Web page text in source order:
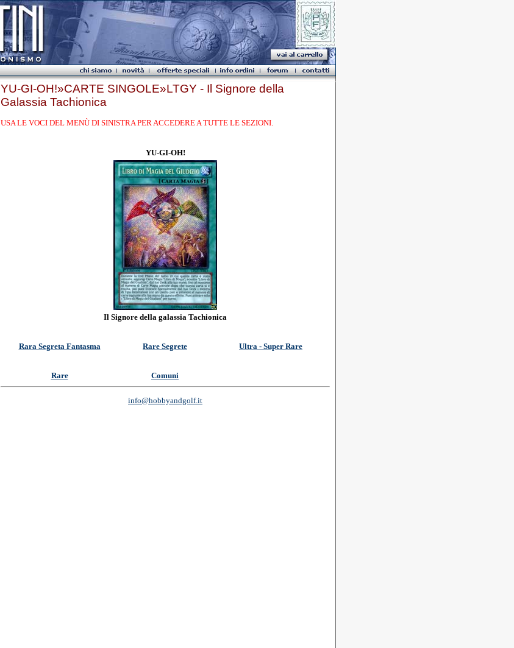
YU-GI-OH!»CARTE SINGOLE»LTGY - Il Signore della
Galassia Tachionica
USA LE VOCI DEL MENÙ DI SINISTRA PER ACCEDERE A TUTTE LE SEZIONI.
YU-GI-OH!
Il Signore della galassia Tachionica
Rara Segreta Fantasma Rare Segrete Ultra - Super Rare
Rare Comuni
info@hobbyandgolf.it